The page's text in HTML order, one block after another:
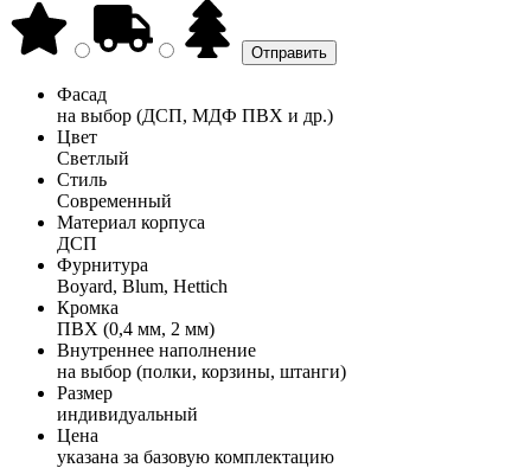
Фасад
на выбор (ДСП, МДФ ПВХ и др.)
Цвет
Светлый
Стиль
Современный
Материал корпуса
ДСП
Фурнитура
Boyard, Blum, Hettich
Кромка
ПВХ (0,4 мм, 2 мм)
Внутреннее наполнение
на выбор (полки, корзины, штанги)
Размер
индивидуальный
Цена
указана за базовую комплектацию